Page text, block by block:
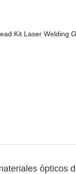
ópticos